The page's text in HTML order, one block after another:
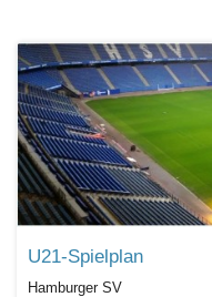
U21-Spielplan
Hamburger SV